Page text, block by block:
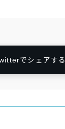
でシェアする